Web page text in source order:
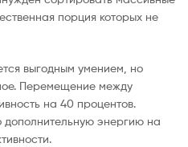
порция которых не
выгодным умением, но
Перемещение между
на 40 процентов.
дополнительную энергию на